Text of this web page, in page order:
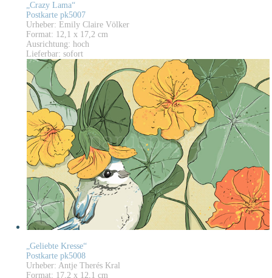
„Crazy Lama“
Postkarte pk5007
Urheber: Emily Claire Völker
Format: 12,1 x 17,2 cm
Ausrichtung: hoch
Lieferbar: sofort
„Geliebte Kresse“
Postkarte pk5008
Urheber: Antje Therés Kral
Format: 17,2 x 12,1 cm